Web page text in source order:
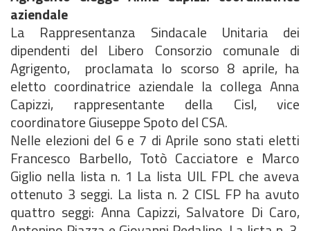
aziendale
La Rappresentanza Sindacale Unitaria dei
dipendenti del Libero Consorzio comunale di
Agrigento, proclamata lo scorso 8 aprile, ha
eletto coordinatrice aziendale la collega Anna
Capizzi, rappresentante della Cisl, vice
coordinatore Giuseppe Spoto del CSA.
Nelle elezioni del 6 e 7 di Aprile sono stati eletti
Francesco Barbello, Totò Cacciatore e Marco
Giglio nella lista n. 1 La lista UIL FPL che aveva
ottenuto 3 seggi. La lista n. 2 CISL FP ha avuto
quattro seggi: Anna Capizzi, Salvatore Di Caro,